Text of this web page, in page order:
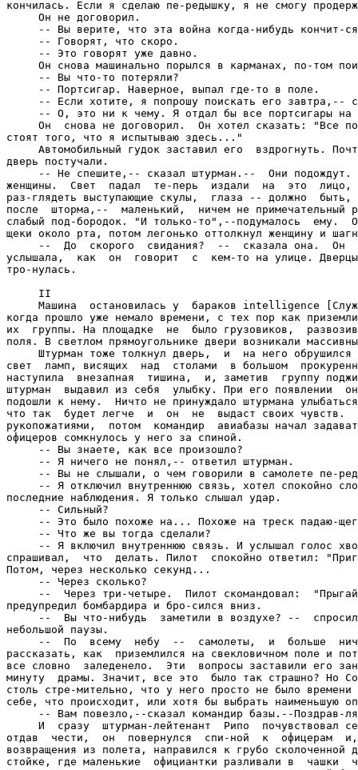
когда прошло уже немало времени, с тех пор как
их  группы. На площадке  не  было грузовиков,
поля. В светлом прямоугольнике двери возникали
Штурман тоже толкнул дверь,  и  на него обрушился
свет  ламп, висящих  над  столами  в большом
наступила  внезапная  тишина,  и, заметив  группу
штурман  выдавил из себя  улыбку. При его появлении
подошли к нему.  Ничто не принуждало штурмана
что так  будет легче  и  он  не  выдаст своих чувств.
рукопожатиями,  потом  командир  авиабазы начал
офицеров сомкнулось у него за спиной.
     -- Вы знаете, как все произошло?
     -- Я ничего не понял,-- ответил штурман.
-- Вы не слышали, о чем говорили в самолете пе-
-- Я отключил внутреннюю связь, хотел спокойно
последние наблюдения. Я только слышал удар.
     -- Сильный?
-- Это было похоже на... Похоже на треск падаю-
     -- Что же вы тогда сделали?
-- Я включил внутреннюю связь. И услышал голос
спрашивал,  что  делать. Пилот  спокойно ответил:
Потом, через несколько секунд...
     -- Через сколько?
--  Через три-четыре.  Пилот скомандовал:
предупредил бомбардира и бро-сился вниз.
--  Вы что-нибудь  заметили в воздухе? --
небольшой паузы.
--  По  всему  небу  --  самолеты,  и  больше
рассказать, как  приземлился на свекловичном поле и
все словно  заледенело.  Эти  вопросы заставили его
минуту  драмы. Значит, все это  было так страшно? Но
столь стре-мительно, что у него просто не было времени
себе, что происходит, или хотя бы выбрать наименьшую
-- Вам повезло,--сказал командир базы.--Поздрав-
И  сразу  штурман-лейтенант  Рипо  почувствовал
отдав  чести,  он  повернулся  спи-ной  к  офицерам
возвращения из полета, направился к грубо сколоченной
стойке, где маленькие  официантки разливали в  чашки